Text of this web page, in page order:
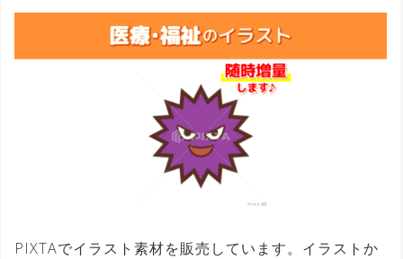
PIXTAでイラスト素材を販売しています。イラストか